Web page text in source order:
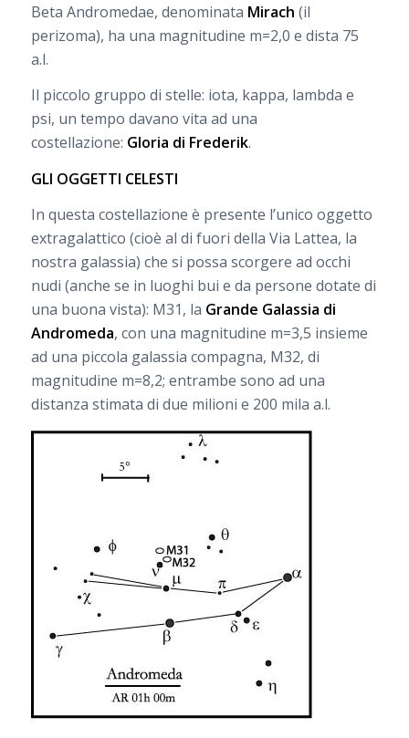
Beta Andromedae, denominata Mirach (il
perizoma), ha una magnitudine m=2,0 e dista 75
a.l.
Il piccolo gruppo di stelle: iota, kappa, lambda e
psi, un tempo davano vita ad una
costellazione: Gloria di Frederik.
GLI OGGETTI CELESTI
In questa costellazione è presente l’unico oggetto
extragalattico (cioè al di fuori della Via Lattea, la
nostra galassia) che si possa scorgere ad occhi
nudi (anche se in luoghi bui e da persone dotate di
una buona vista): M31, la Grande Galassia di
Andromeda, con una magnitudine m=3,5 insieme
ad una piccola galassia compagna, M32, di
magnitudine m=8,2; entrambe sono ad una
distanza stimata di due milioni e 200 mila a.l.